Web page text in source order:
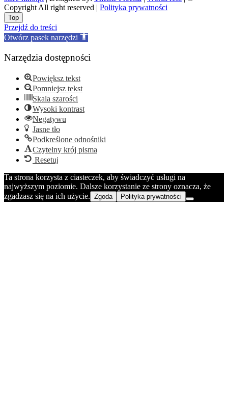
Copyright All right reserved | Polityka prywatności
Go
to
top
Top
Przejdź do treści
Otwórz pasek narzędzi
Narzędzia dostępności
Powiększ tekst
Pomniejsz tekst
Skala szarości
Wysoki kontrast
Negatywu
Jasne tło
Podkreślone odnośniki
Czytelny krój pisma
Resetuj
Ta strona korzysta z ciasteczek, aby świadczyć usługi na
najwyższym poziomie. Dalsze korzystanie ze strony oznacza, że
zgadzasz się na ich użycie. Zgoda Polityka prywatności